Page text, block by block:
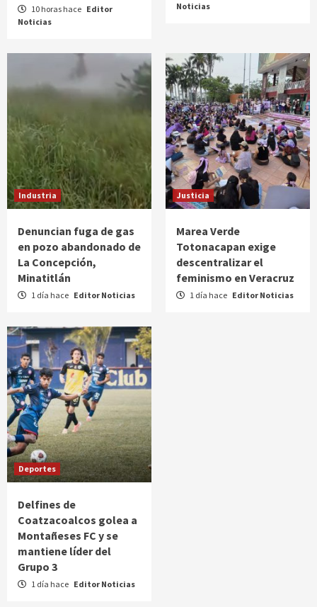
10 horas hace Editor
Noticias
Noticias
Industria
Denuncian fuga de gas
en pozo abandonado de
La Concepción,
Minatitlán
1 día hace Editor Noticias
Justicia
Marea Verde
Totonacapan exige
descentralizar el
feminismo en Veracruz
1 día hace Editor Noticias
Deportes
Delfines de
Coatzacoalcos golea a
Montañeses FC y se
mantiene líder del
Grupo 3
1 día hace Editor Noticias